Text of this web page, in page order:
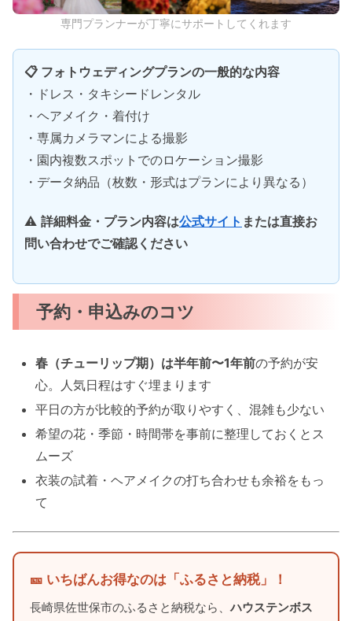
専門プランナーが丁寧にサポートしてくれます
📋 フォトウェディングプランの一般的な内容
・ドレス・タキシードレンタル
・ヘアメイク・着付け
・専属カメラマンによる撮影
・園内複数スポットでのロケーション撮影
・データ納品（枚数・形式はプランにより異なる）
⚠️ 詳細料金・プラン内容は公式サイト または直接お
問い合わせでご確認ください
予約・申込みのコツ
春（チューリップ期）は半年前〜1年前の予約が安
心。人気日程はすぐ埋まります
平日の方が比較的予約が取りやすく、混雑も少ない
希望の花・季節・時間帯を事前に整理しておくとス
ムーズ
衣装の試着・ヘアメイクの打ち合わせも余裕をもっ
て
🎫 いちばんお得なのは「ふるさと納税」！
長崎県佐世保市のふるさと納税なら、ハウステンボス